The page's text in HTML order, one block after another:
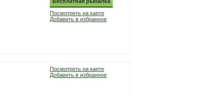
Посмотреть на карте
Добавить в избранное
Посмотреть на карте
Добавить в избранное